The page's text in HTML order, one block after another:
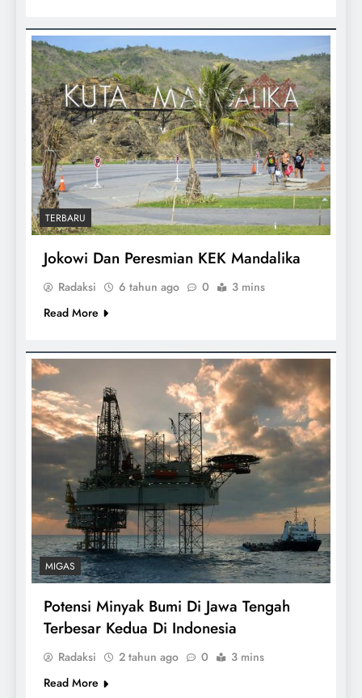
TERBARU
Jokowi Dan Peresmian KEK Mandalika
Radaksi 6 tahun ago 0
3 mins
Read More
MIGAS
Potensi Minyak Bumi Di Jawa Tengah
Terbesar Kedua Di Indonesia
Radaksi 2 tahun ago 0
3 mins
Read More